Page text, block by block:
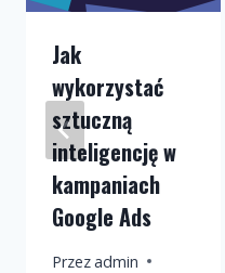
Jak
wykorzystać
sztuczną
inteligencję w
kampaniach
Google Ads
Przezadmin